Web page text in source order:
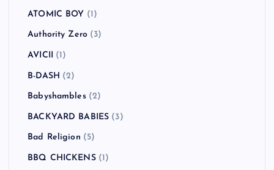
ATOMIC BOY (1)
Authority Zero (3)
AVICII (1)
B-DASH (2)
Babyshambles(2)
BACKYARD BABIES (3)
Bad Religion (5)
BBQ CHICKENS(1)